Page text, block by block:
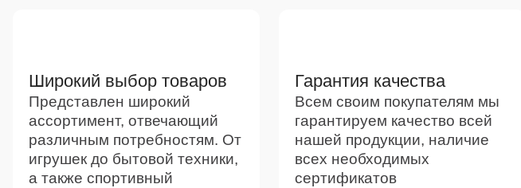
Широкий выбор товаров
Представлен широкий
ассортимент, отвечающий
различным потребностям. От
игрушек до бытовой техники,
а также спортивный
Гарантия качества
Всем своим покупателям мы
гарантируем качество всей
нашей продукции, наличие
всех необходимых
сертификатов